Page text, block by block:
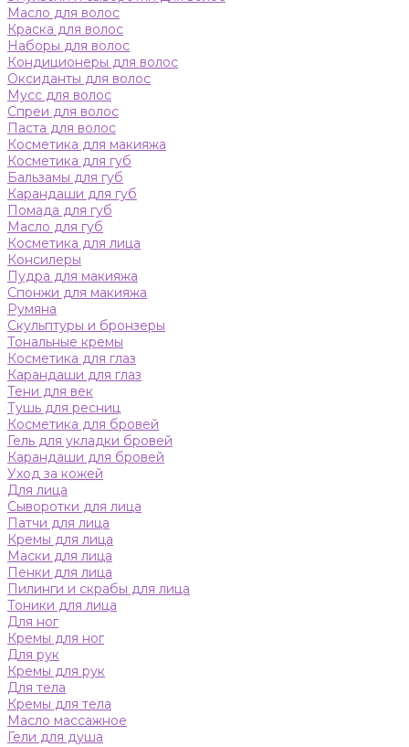
Масло для волос
Краска для волос
Наборы для волос
Кондиционеры для волос
Оксиданты для волос
Мусс для волос
Спреи для волос
Паста для волос
Косметика для макияжа
Косметика для губ
Бальзамы для губ
Карандаши для губ
Помада для губ
Масло для губ
Косметика для лица
Консилеры
Пудра для макияжа
Спонжи для макияжа
Румяна
Скульптуры и бронзеры
Тональные кремы
Косметика для глаз
Карандаши для глаз
Тени для век
Тушь для ресниц
Косметика для бровей
Гель для укладки бровей
Карандаши для бровей
Уход за кожей
Для лица
Сыворотки для лица
Патчи для лица
Кремы для лица
Маски для лица
Пенки для лица
Пилинги и скрабы для лица
Тоники для лица
Для ног
Кремы для ног
Для рук
Кремы для рук
Для тела
Кремы для тела
Масло массажное
Гели для душа